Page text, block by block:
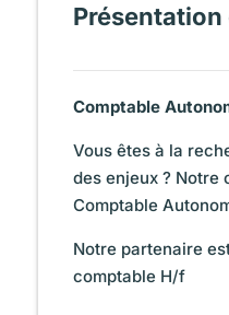
Comptable
Vous êtes à la
des enjeux ? Notre
Comptable
Notre partenaire
comptable H/f